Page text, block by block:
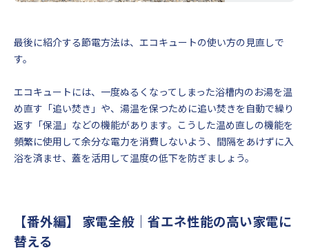
最後に紹介する節電方法は、エコキュートの使い方の見直しで
す。
エコキュートには、一度ぬるくなってしまった浴槽内のお湯を温
め直す「追い焚き」や、湯温を保つために追い焚きを自動で繰り
返す「保温」などの機能があります。こうした温め直しの機能を
頻繁に使用して余分な電力を消費しないよう、間隔をあけずに入
浴を済ませ、蓋を活用して温度の低下を防ぎましょう。
【番外編】 家電全般｜省エネ性能の高い家電に
替える